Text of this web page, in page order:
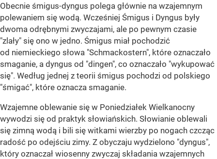
Obecnie śmigus-dyngus polega głównie na wzajemnym
polewaniem się wodą. Wcześniej Śmigus i Dyngus były
dwoma odrębnymi zwyczajami, ale po pewnym czasie
"zlały" się ono w jedno. Śmigus miał pochodzić
od niemieckiego słowa "Schmackostern", które oznaczało
smaganie, a dyngus od "dingen", co oznaczało "wykupować
się". Według jednej z teorii śmigus pochodzi od polskiego
"śmigać", które oznacza smaganie.
Wzajemne oblewanie się w Poniedziałek Wielkanocny
wywodzi się od praktyk słowiańskich. Słowianie oblewali
się zimną wodą i bili się witkami wierzby po nogach czcząc
radość po odejściu zimy. Z obyczaju wydzielono "dyngus",
który oznaczał wiosenny zwyczaj składania wzajemnych